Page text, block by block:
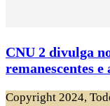
CNU 2 divulga
remanescentes
Copyright 2024,